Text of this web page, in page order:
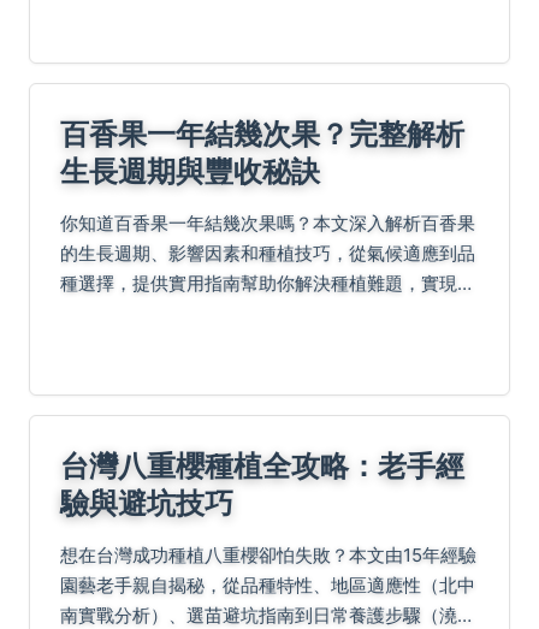
百香果一年結幾次果？完整解析
生長週期與豐收秘訣
你知道百香果一年結幾次果嗎？本文深入解析百香果
的生長週期、影響因素和種植技巧，從氣候適應到品
種選擇，提供實用指南幫助你解決種植難題，實現全
台灣八重櫻種植全攻略：老手經
驗與避坑技巧
想在台灣成功種植八重櫻卻怕失敗？本文由15年經驗
園藝老手親自揭秘，從品種特性、地區適應性（北中
南實戰分析）、選苗避坑指南到日常養護步驟（澆